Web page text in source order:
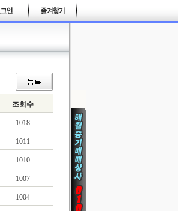
조회수
1018
1011
1010
1007
1004